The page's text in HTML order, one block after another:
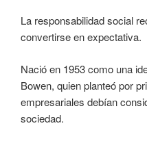
La responsabilidad social
convertirse en expectativa.
Nació en 1953 como una
Bowen, quien planteó por
empresariales debían
sociedad.